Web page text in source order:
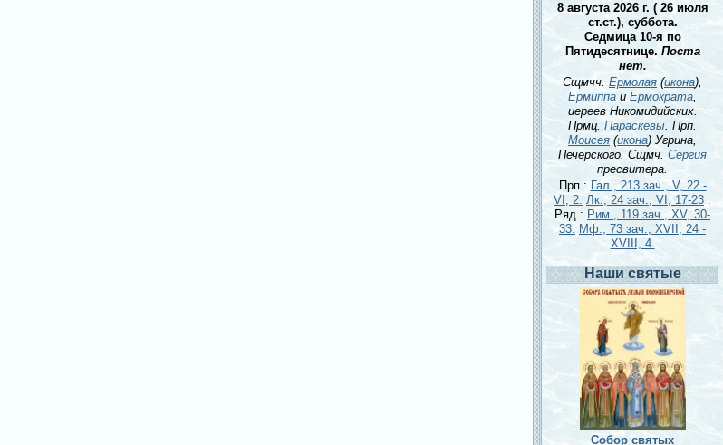
8 августа 2026 г. ( 26 июля
ст.ст.), суббота.
Седмица 10-я по
Пятидесятнице. Поста
нет.
Сщмчч. Ермолая (икона),
Ермиппа и Ермократа,
иереев Никомидийских.
Прмц.Параскевы. Прп.
Моисея (икона) Угрина,
Печерского. Сщмч. Сергия
пресвитера.
Прп.: Гал., 213 зач., V, 22 -
VI, 2. Лк., 24 зач., VI, 17-23 .
Ряд.: Рим., 119 зач., XV, 30-
33. Мф., 73 зач., XVII, 24 -
XVIII, 4.
Наши святые
Собор святых